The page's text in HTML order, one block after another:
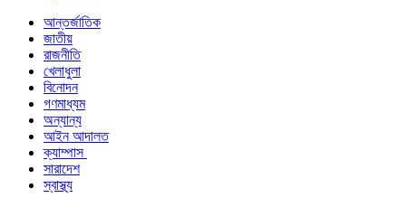
আন্তর্জাতিক
জাতীয়
রাজনীতি
খেলাধুলা
বিনোদন
গণমাধ্যম
অন্যান্য
আইন আদালত
ক্যাম্পাস
সারাদেশ
স্বাস্থ্য